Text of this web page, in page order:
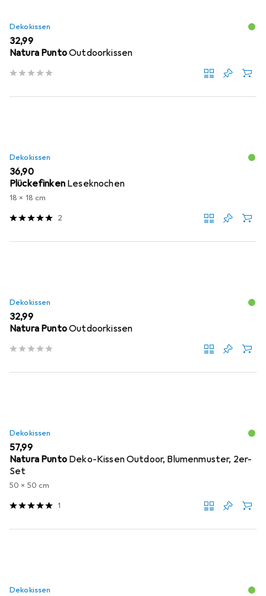
Dekokissen
EUR
32,99
Natura PuntoOutdoorkissen
Dekokissen
EUR
36,90
Plückefinken Leseknochen
18 x 18 cm
2
Dekokissen
EUR
32,99
Natura PuntoOutdoorkissen
Dekokissen
EUR
57,99
Natura Punto Deko-Kissen Outdoor, Blumenmuster, 2er-
Set
50 x 50 cm
1
Dekokissen